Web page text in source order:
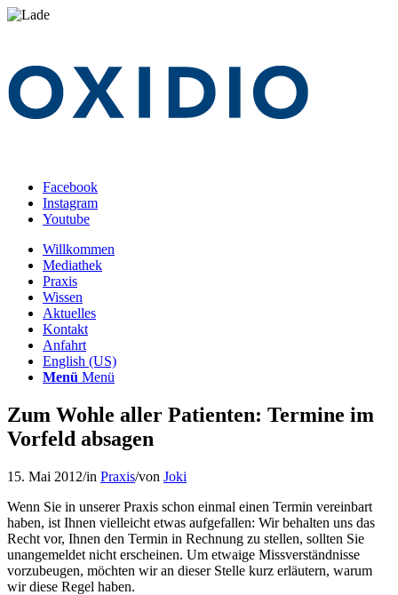
Facebook
Instagram
Youtube
Willkommen
Mediathek
Praxis
Wissen
Aktuelles
Kontakt
Anfahrt
English (US)
Menü Menü
Zum Wohle aller Patienten: Termine im
Vorfeld absagen
15. Mai 2012/in Praxis/von Joki
Wenn Sie in unserer Praxis schon einmal einen Termin vereinbart
haben, ist Ihnen vielleicht etwas aufgefallen: Wir behalten uns das
Recht vor, Ihnen den Termin in Rechnung zu stellen, sollten Sie
unangemeldet nicht erscheinen. Um etwaige Missverständnisse
vorzubeugen, möchten wir an dieser Stelle kurz erläutern, warum
wir diese Regel haben.